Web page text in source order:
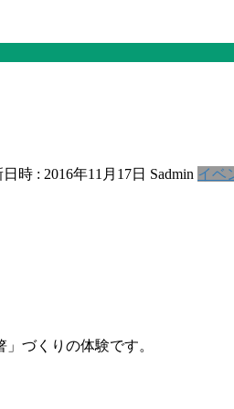
時 : 2016年11月17日 Sadmin イベ
づくりの体験です。